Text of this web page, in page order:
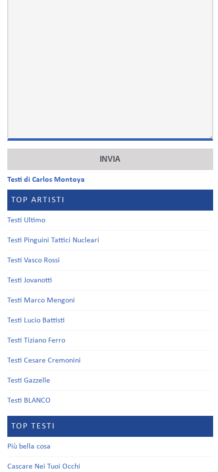
Testi di Carlos Montoya
TOP ARTISTI
Testi Ultimo
Testi Pinguini Tattici Nucleari
Testi Vasco Rossi
Testi Jovanotti
Testi Marco Mengoni
Testi Lucio Battisti
Testi Tiziano Ferro
Testi Cesare Cremonini
Testi Gazzelle
Testi BLANCO
TOP TESTI
Più bella cosa
Cascare Nei Tuoi Occhi